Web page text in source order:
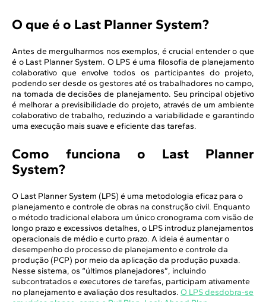
O que é o Last Planner System?
Antes de mergulharmos nos exemplos, é crucial entender o que
é o Last Planner System. O LPS é uma filosofia de planejamento
colaborativo que envolve todos os participantes do projeto,
podendo ser desde os gestores até os trabalhadores no campo,
na tomada de decisões de planejamento. Seu principal objetivo
é melhorar a previsibilidade do projeto, através de um ambiente
colaborativo de trabalho, reduzindo a variabilidade e garantindo
uma execução mais suave e eficiente das tarefas.
Como funciona o Last Planner
System?
O Last Planner System (LPS) é uma metodologia eficaz para o
planejamento e controle de obras na construção civil. Enquanto
o método tradicional elabora um único cronograma com visão de
longo prazo e excessivos detalhes, o LPS introduz planejamentos
operacionais de médio e curto prazo. A ideia é aumentar o
desempenho do processo de planejamento e controle da
produção (PCP) por meio da aplicação da produção puxada.
Nesse sistema, os “últimos planejadores”, incluindo
subcontratados e executores de tarefas, participam ativamente
no planejamento e avaliação dos resultados. O LPS desdobra-se